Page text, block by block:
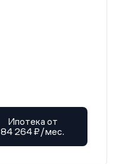
Ипотека от
84 264 ₽/мес.